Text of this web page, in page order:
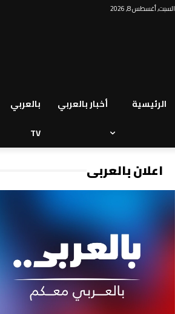
السبت, أغسطس 8, 2026
الرئيسية أخبار بالعربي
بالعربي
TV
اعلان بالعربي